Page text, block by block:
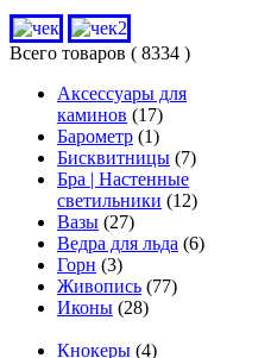
Всего товаров ( 8334 )
Аксессуары для
каминов (17)
Барометр (1)
Бисквитницы (7)
Бра | Настенные
светильники (12)
Вазы (27)
Ведра для льда (6)
Горн (3)
Живопись (77)
Иконы (28)
Кнокеры (4)